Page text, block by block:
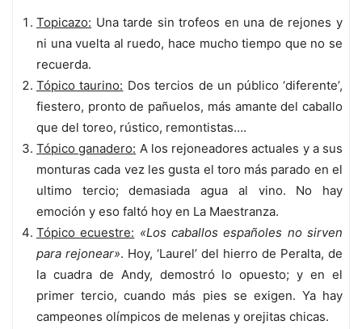
Topicazo: Una tarde sin trofeos en una de rejones y
ni una vuelta al ruedo, hace mucho tiempo que no se
recuerda.
Tópico taurino: Dos tercios de un público ‘diferente’,
fiestero, pronto de pañuelos, más amante del caballo
que del toreo, rústico, remontistas….
Tópico ganadero: A los rejoneadores actuales y a sus
monturas cada vez les gusta el toro más parado en el
ultimo tercio; demasiada agua al vino. No hay
emoción y eso faltó hoy en La Maestranza.
Tópico ecuestre: «Los caballos españoles no sirven
para rejonear». Hoy, ‘Laurel’ del hierro de Peralta, de
la cuadra de Andy, demostró lo opuesto; y en el
primer tercio, cuando más pies se exigen. Ya hay
campeones olímpicos de melenas y orejitas chicas.